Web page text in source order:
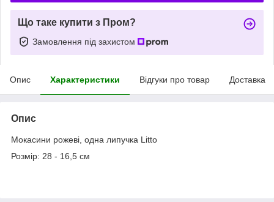
Що таке купити з Пром?
Замовлення під захистом
Опис Характеристики Відгуки про товар Доставка
Опис
Мокасини рожеві, одна липучка Litto
Розмір: 28 - 16,5 см